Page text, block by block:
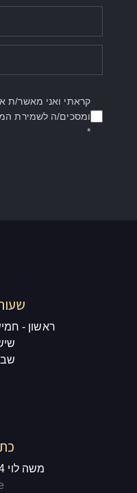
קראתי ואני מאשר/ת
ומסכים/ה לשמירת
*
ראשון - חמישי:
משה לוי 14, ראשון-לציון